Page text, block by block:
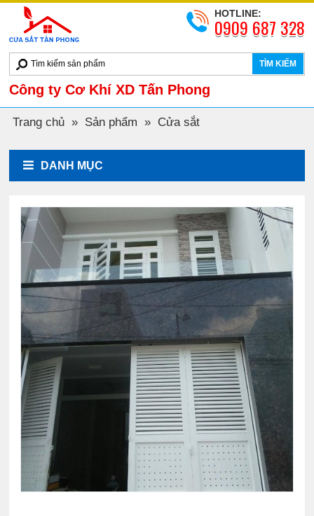
TÌM KIẾM
HOTLINE:
0909 687 328
Công ty Cơ Khí XD Tấn Phong
Trang chủ » Sản phẩm » Cửa sắt
DANH MỤC